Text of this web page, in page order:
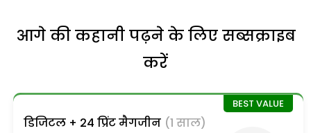
आगे की कहानी पढ़ने के लिए सब्सक्राइब
करें
डिजिटल + 24 प्रिंट मैगजीन (1 साल)